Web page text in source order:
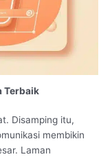
Terbaik
Disamping itu,
membikin
Laman